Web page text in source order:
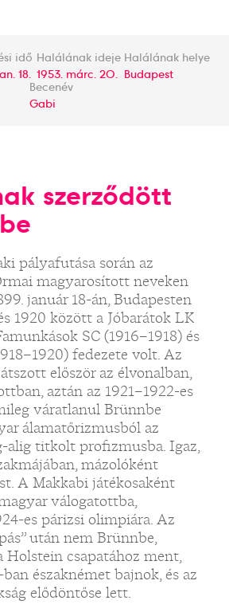
idő
18.
Halálának ideje
1953. márc. 20.
Halálának helye
Budapest
Becenév
Gabi
szerződött
pályafutása során az
magyarosított neveken
január 18-án, Budapesten
1920 között a Jóbarátok LK
SC (1916–1918) és
fedezete volt. Az
először az élvonalban,
aztán az 1921–1922-es
váratlanul Brünnbe
álamatőrizmusból az
alig titkolt profizmusba. Igaz,
mázolóként
A Makkabi játékosaként
válogatottba,
es párizsi olimpiára. Az
után nem Brünnbe,
Holstein csapatához ment,
északnémet bajnok, és az
elődöntőse lett.